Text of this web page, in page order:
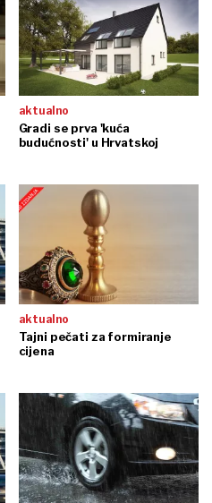
aktualno
Gradi se prva 'kuća
budućnosti' u Hrvatskoj
aktualno
Tajni pečati za formiranje
cijena